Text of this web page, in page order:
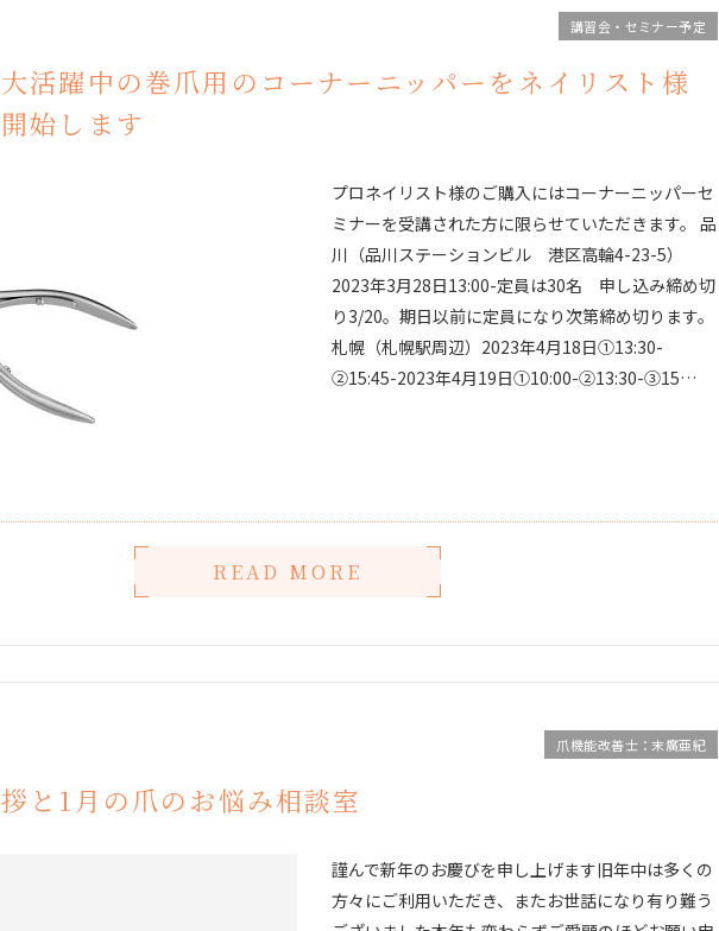
講習会・セミナー予定
活躍中の巻爪用のコーナーニッパーをネイリスト様
始します
プロネイリスト様のご購入にはコーナーニッパーセ
ミナーを受講された方に限らせていただきます。 品
川（品川ステーションビル 港区高輪4-23-5）
2023年3月28日13:00-定員は30名 申し込み締め切
り3/20。期日以前に定員になり次第締め切ります。
札幌（札幌駅周辺）2023年4月18日①13:30-
②15:45-2023年4月19日①10:00-②13:30-③15…
READ MORE
爪機能改善士：末廣亜紀
と1月の爪のお悩み相談室
謹んで新年のお慶びを申し上げます旧年中は多くの
方々にご利用いただき、またお世話になり有り難う